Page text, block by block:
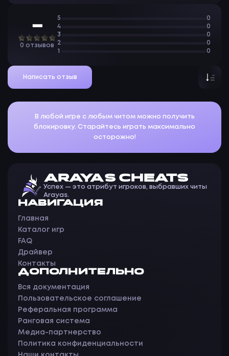
—
0 отзывов
5
0
4
0
3
0
2
0
1
0
Написать отзыв
В любой игре с любым читом можно получить
блокировку. Старайтесь играть максимально
осторожно!
ARAYAS CHEATS
Успех — это атрибут игроков, выбравших читы
Arayas.
НАВИГАЦИЯ
Главная
Каталог игр
FAQ
Драйвер
Контакты
ДОПОЛНИТЕЛЬНО
Вся документация
Пользовательское соглашение
Реферальная программа
Ранговая система
Медиа-партнерство
Политика конфиденциальности